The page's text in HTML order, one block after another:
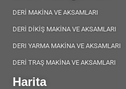
DERİ MAKİNA VE AKSAMLARI
DERİ DİKİŞ MAKİNA VE AKSAMLARI
DERI YARMA MAKİNA VE AKSAMLARI
DERİ TRAŞ MAKİNA VE AKSAMLARI
Harita